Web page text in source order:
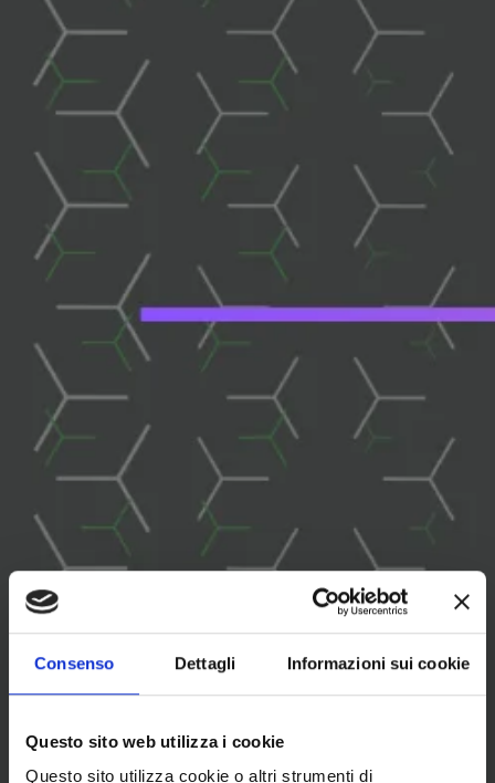
Consenso Dettagli Informazioni sui cookie
Questo sito web utilizza i cookie
Questo sito utilizza cookie o altri strumenti di